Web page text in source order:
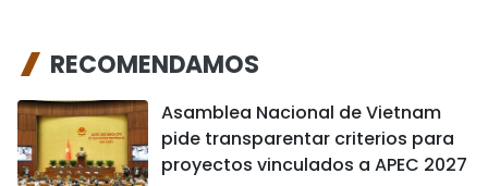
RECOMENDAMOS
Asamblea Nacional de Vietnam
pide transparentar criterios para
proyectos vinculados a APEC 2027